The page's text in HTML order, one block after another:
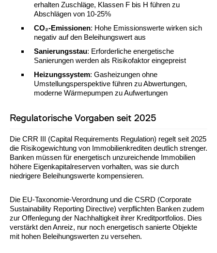
erhalten Zuschläge, Klassen F bis H führen zu
Abschlägen von 10-25%
CO₂-Emissionen: Hohe Emissionswerte wirken sich
negativ auf den Beleihungswert aus
Sanierungsstau: Erforderliche energetische
Sanierungen werden als Risikofaktor eingepreist
Heizungssystem: Gasheizungen ohne
Umstellungsperspektive führen zu Abwertungen,
moderne Wärmepumpen zu Aufwertungen
Regulatorische Vorgaben seit 2025
Die CRR III (Capital Requirements Regulation) regelt seit 2025
die Risikogewichtung von Immobilienkrediten deutlich strenger.
Banken müssen für energetisch unzureichende Immobilien
höhere Eigenkapitalreserven vorhalten, was sie durch
niedrigere Beleihungswerte kompensieren.
Die EU-Taxonomie-Verordnung und die CSRD (Corporate
Sustainability Reporting Directive) verpflichten Banken zudem
zur Offenlegung der Nachhaltigkeit ihrer Kreditportfolios. Dies
verstärkt den Anreiz, nur noch energetisch sanierte Objekte
mit hohen Beleihungswerten zu versehen.